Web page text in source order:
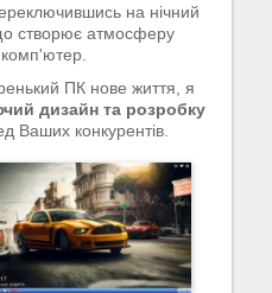
на нічний
створює атмосферу
ПК нове життя, я
дизайн та розробку
Ваших конкурентів.